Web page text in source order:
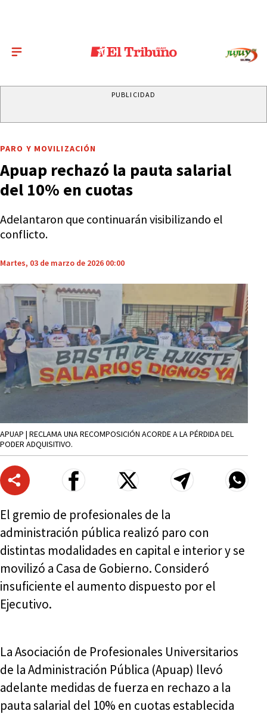
PUBLICIDAD
PARO Y MOVILIZACIÓN
Apuap rechazó la pauta salarial
del 10% en cuotas
Adelantaron que continuarán visibilizando el
conflicto.
Martes, 03 de marzo de 2026 00:00
APUAP | RECLAMA UNA RECOMPOSICIÓN ACORDE A LA PÉRDIDA DEL
PODER ADQUISITIVO.
El gremio de profesionales de la
administración pública realizó paro con
distintas modalidades en capital e interior y se
movilizó a Casa de Gobierno. Consideró
insuficiente el aumento dispuesto por el
Ejecutivo.
La Asociación de Profesionales Universitarios
de la Administración Pública (Apuap) llevó
adelante medidas de fuerza en rechazo a la
pauta salarial del 10% en cuotas establecida